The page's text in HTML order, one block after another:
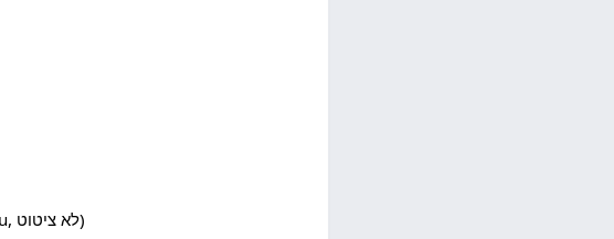
x1 היא (ה)לשון/שפה/ניב/דיאלקט ש-x2 משתמש בה כדי להביע/להעביר x3 ‏(si'o/du'u, לא ציטוט)